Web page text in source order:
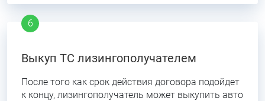
Выкуп ТС лизингополучателем
После того как срок действия договора подойдет
к концу, лизингополучатель может выкупить авто